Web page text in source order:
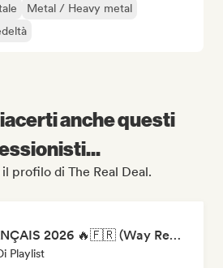
Metal / Heavy metal
anche questi
profilo di The Real Deal.
RAP FRANÇAIS 2026 🔥🇫🇷 (Way Records)
Playlist